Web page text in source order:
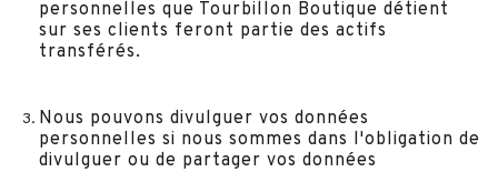
personnelles que Tourbillon Boutique détient
sur ses clients feront partie des actifs
transférés.
Nous pouvons divulguer vos données
personnelles si nous sommes dans l'obligation de
divulguer ou de partager vos données